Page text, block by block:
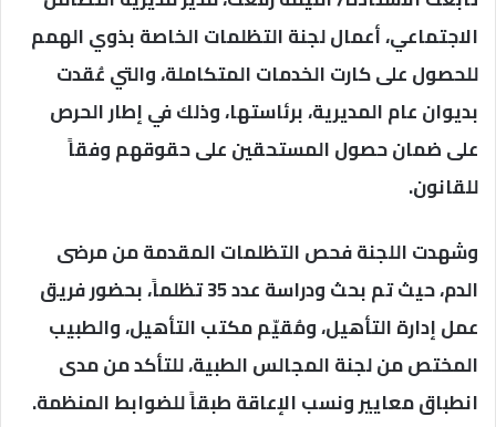
الاجتماعي، أعمال لجنة التظلمات الخاصة بذوي الهمم
للحصول على كارت الخدمات المتكاملة، والتي عُقدت
بديوان عام المديرية، برئاستها، وذلك في إطار الحرص
على ضمان حصول المستحقين على حقوقهم وفقاً
للقانون.
وشهدت اللجنة فحص التظلمات المقدمة من مرضى
الدم، حيث تم بحث ودراسة عدد 35 تظلماً، بحضور فريق
عمل إدارة التأهيل، ومُقيّم مكتب التأهيل، والطبيب
المختص من لجنة المجالس الطبية، للتأكد من مدى
انطباق معايير ونسب الإعاقة طبقاً للضوابط المنظمة.